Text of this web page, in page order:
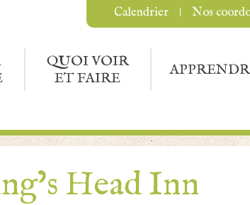
QUOI VOIR
ET FAIRE
Calendrier Nos
Head Inn